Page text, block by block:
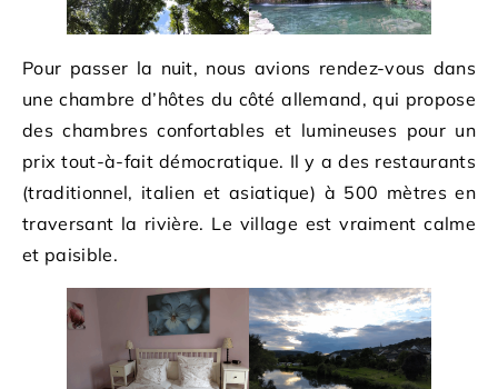
Pour passer la nuit, nous avions rendez-vous dans
une chambre d’hôtes du côté allemand, qui propose
des chambres confortables et lumineuses pour un
prix tout-à-fait démocratique. Il y a des restaurants
(traditionnel, italien et asiatique) à 500 mètres en
traversant la rivière. Le village est vraiment calme
et paisible.